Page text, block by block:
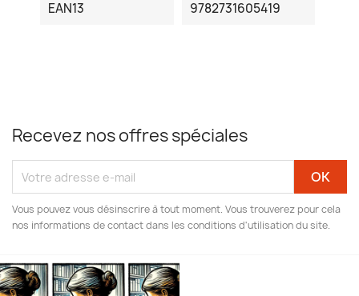
EAN13
9782731605419
Recevez nos offres spéciales
Vous pouvez vous désinscrire à tout moment. Vous trouverez pour cela
nos informations de contact dans les conditions d'utilisation du site.